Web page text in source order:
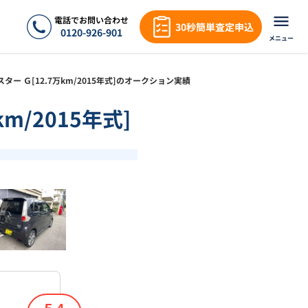
電話でお問い合わせ
0120-926-901 30秒簡単査定申込
メニュー
ター Ｇ[12.7万km/2015年式]のオークション実績
2015年式]
1/ 18